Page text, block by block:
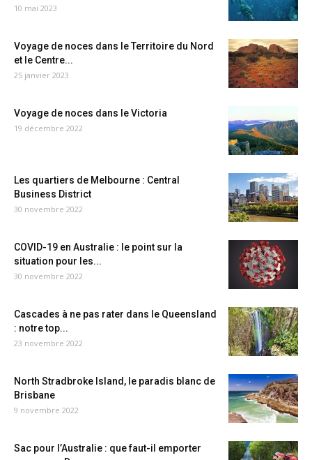
10 mai 2023
Voyage de noces dans le Territoire du Nord
et le Centre...
25 janvier 2023
Voyage de noces dans le Victoria
19 décembre 2022
Les quartiers de Melbourne : Central
Business District
30 novembre 2022
COVID-19 en Australie : le point sur la
situation pour les...
30 novembre 2022
Cascades à ne pas rater dans le Queensland
: notre top...
23 novembre 2022
North Stradbroke Island, le paradis blanc de
Brisbane
9 novembre 2022
Sac pour l’Australie : que faut-il emporter